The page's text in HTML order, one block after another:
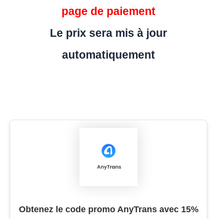
page de paiement
Le prix sera mis à jour
automatiquement
Obtenez le code promo AnyTrans avec 15%